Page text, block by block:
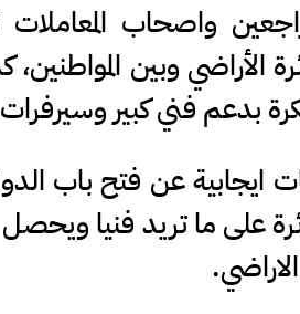
واصحاب
الأراضي وبين
بدعم فني كبير
ايجابية عن فتح باب
على ما تريد فنيا